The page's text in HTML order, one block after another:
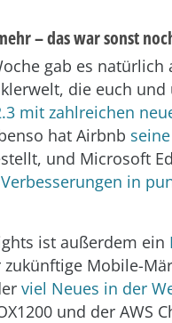
– das war sonst
gab es natürlich
die euch
mit zahlreichen
hat Airbnb
und Microsoft
in
ist außerdem ein
Mobile-
viel Neues in der
und der AWS